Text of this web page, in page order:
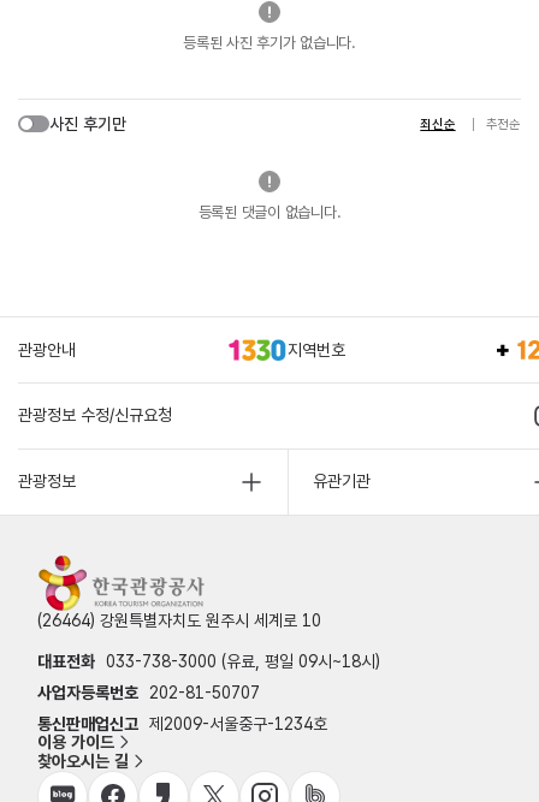
등록된 사진 후기가 없습니다.
사진 후기만 최신순 추천순
등록된 댓글이 없습니다.
관광안내 지역번호
관광정보 수정/신규요청
관광정보 유관기관
(26464) 강원특별자치도 원주시 세계로 10
대표전화 033-738-3000 (유료, 평일 09시~18시)
사업자등록번호
202-81-50707
통신판매업신고 제2009-서울중구-1234호
이용 가이드
찾아오시는 길